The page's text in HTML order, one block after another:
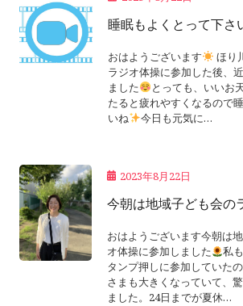
睡眠もよくとって下さ
おはようございます
ほり
ラジオ体操に参加した後、
ました
とっても、いいお
たると疲れやすくなるので
いね
今日も元気に…
2023年8月22日
今朝は地域子ども会の
おはようございます今朝は
オ体操に参加しました
私
タンプ押しに参加していた
さまも大きくなっていて、
ました。24日までが夏休…